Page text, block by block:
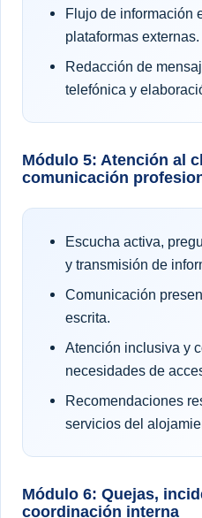
Flujo de información
plataformas externas.
Redacción de
telefónica y
Módulo 5: Atención al
comunicación
Escucha activa,
y transmisión de
Comunicación
escrita.
Atención inclusiva y
necesidades de
Recomendaciones
servicios del
Módulo 6: Quejas,
coordinación interna